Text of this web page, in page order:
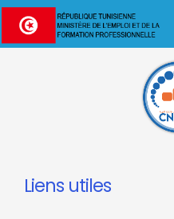
Skip
Liens utiles